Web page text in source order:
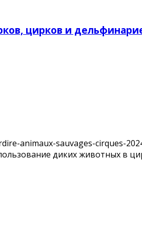
цирков и
animaux-sauvages-cirques-
диких животных в